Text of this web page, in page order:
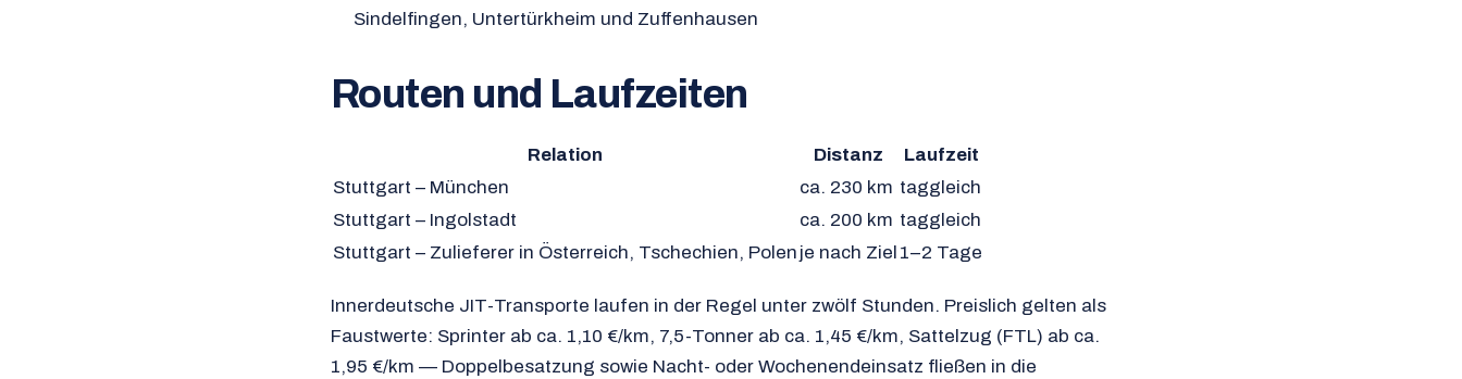
Sindelfingen, Untertürkheim und Zuffenhausen
Routen und Laufzeiten
Relation Distanz
Laufzeit
Stuttgart – München
ca. 230 km taggleich
Stuttgart – Ingolstadt
ca. 200 km taggleich
Stuttgart – Zulieferer in Österreich, Tschechien, Polen je nach Ziel 1–2 Tage
Innerdeutsche JIT-Transporte laufen in der Regel unter zwölf Stunden. Preislich gelten als
Faustwerte: Sprinter ab ca. 1,10 €/km, 7,5-Tonner ab ca. 1,45 €/km, Sattelzug (FTL) ab ca.
1,95 €/km — Doppelbesatzung sowie Nacht- oder Wochenendeinsatz fließen in die